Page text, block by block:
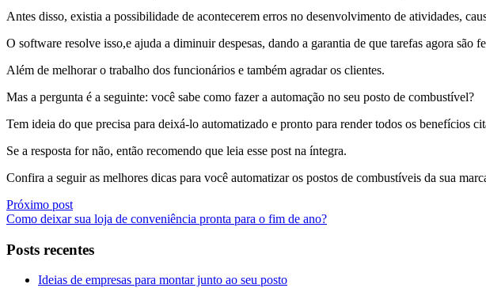
Antes disso, existia a possibilidade de acontecerem erros no desenvolvimento de atividades,
O software resolve isso,e ajuda a diminuir despesas, dando a garantia de que tarefas agora são
Além de melhorar o trabalho dos funcionários e também agradar os clientes.
Mas a pergunta é a seguinte: você sabe como fazer a automação no seu posto de combustível?
Tem ideia do que precisa para deixá-lo automatizado e pronto para render todos os benefícios
Se a resposta for não, então recomendo que leia esse post na íntegra.
Confira a seguir as melhores dicas para você automatizar os postos de combustíveis da sua
Próximo post
Como deixar sua loja de conveniência pronta para o fim de ano?
Posts recentes
Ideias de empresas para montar junto ao seu posto